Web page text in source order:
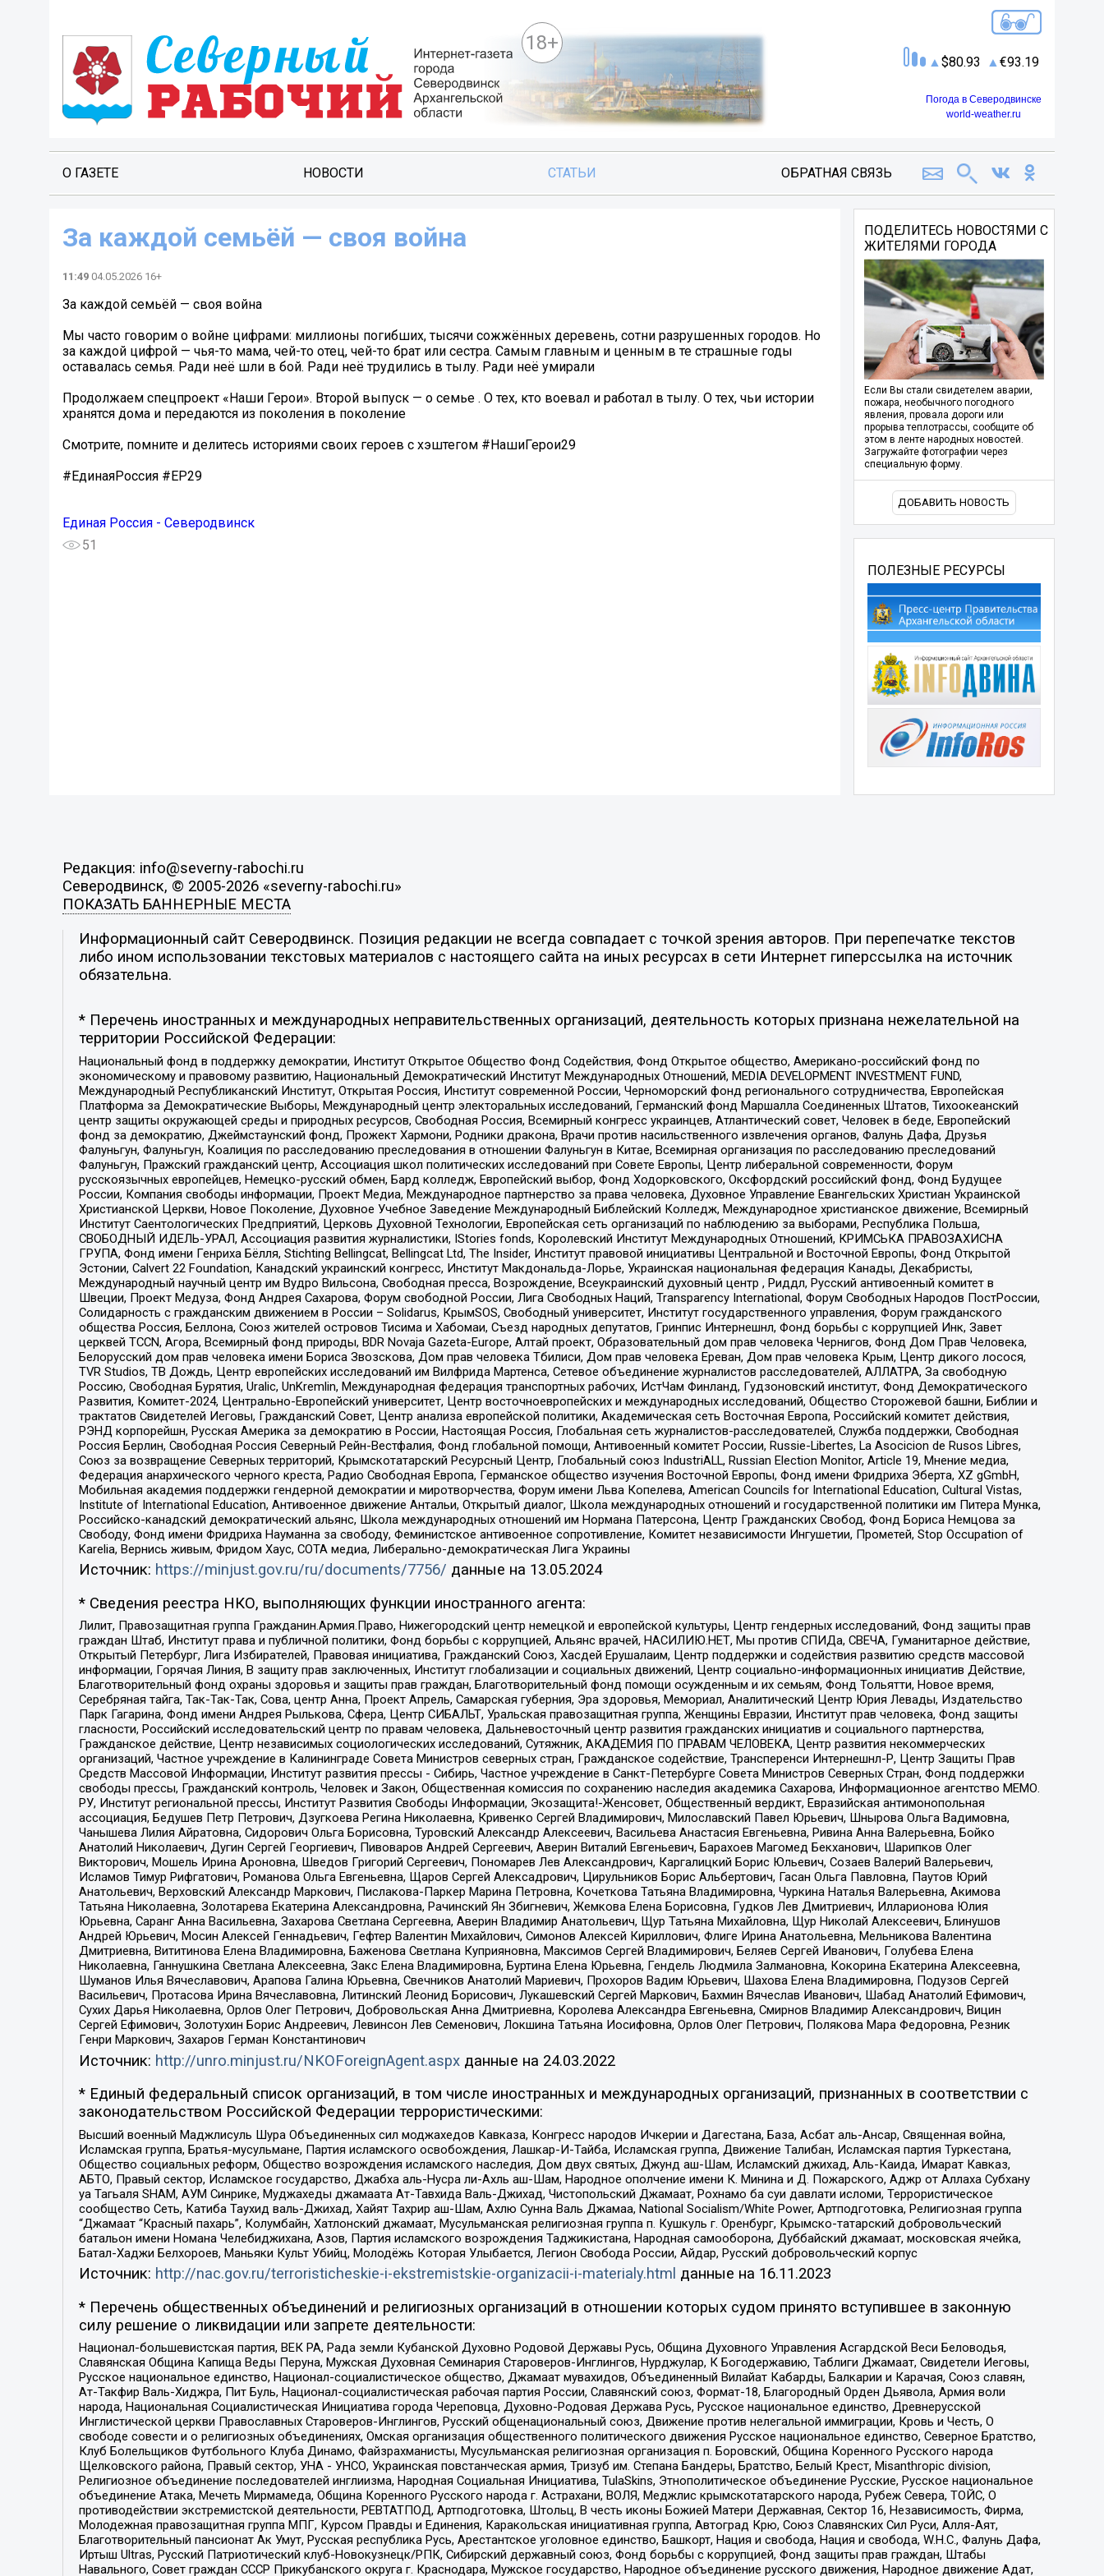
18+
80.93 93.19
Погода в Северодвинске
world-weather.ru
О ГАЗЕТЕ НОВОСТИ СТАТЬИ ОБРАТНАЯ СВЯЗЬ
За каждой семьёй — своя война
11:49 04.05.2026 16+
За каждой семьёй — своя война
Мы часто говорим о войне цифрами: миллионы погибших, тысячи сожжённых деревень, сотни разрушенных городов. Но
за каждой цифрой — чья-то мама, чей-то отец, чей-то брат или сестра. Самым главным и ценным в те страшные годы
оставалась семья. Ради неё шли в бой. Ради неё трудились в тылу. Ради неё умирали
Продолжаем спецпроект «Наши Герои». Второй выпуск — о семье . О тех, кто воевал и работал в тылу. О тех, чьи истории
хранятся дома и передаются из поколения в поколение
Смотрите, помните и делитесь историями своих героев с хэштегом #НашиГерои29
#ЕдинаяРоссия #ЕР29
Единая Россия - Северодвинск
51
ПОДЕЛИТЕСЬ НОВОСТЯМИ С
ЖИТЕЛЯМИ ГОРОДА
Если Вы стали свидетелем аварии,
пожара, необычного погодного
явления, провала дороги или
прорыва теплотрассы, сообщите об
этом в ленте народных новостей.
Загружайте фотографии через
специальную форму.
ДОБАВИТЬ НОВОСТЬ
ПОЛЕЗНЫЕ РЕСУРСЫ
Редакция: info@severny-rabochi.ru
Северодвинск, © 2005-2026 «severny-rabochi.ru»
ПОКАЗАТЬ БАННЕРНЫЕ МЕСТА
Информационный сайт Северодвинск. Позиция редакции не всегда совпадает с точкой зрения авторов. При перепечатке текстов
либо ином использовании текстовых материалов с настоящего сайта на иных ресурсах в сети Интернет гиперссылка на источник
обязательна.
* Перечень иностранных и международных неправительственных организаций, деятельность которых признана нежелательной на
территории Российской Федерации:
Национальный фонд в поддержку демократии, Институт Открытое Общество Фонд Содействия, Фонд Открытое общество, Американо-российский фонд по
экономическому и правовому развитию, Национальный Демократический Институт Международных Отношений, MEDIA DEVELOPMENT INVESTMENT FUND,
Международный Республиканский Институт, Открытая Россия, Институт современной России, Черноморский фонд регионального сотрудничества, Европейская
Платформа за Демократические Выборы, Международный центр электоральных исследований, Германский фонд Маршалла Соединенных Штатов, Тихоокеанский
центр защиты окружающей среды и природных ресурсов, Свободная Россия, Всемирный конгресс украинцев, Атлантический совет, Человек в беде, Европейский
фонд за демократию, Джеймстаунский фонд, Прожект Хармони, Родники дракона, Врачи против насильственного извлечения органов, Фалунь Дафа, Друзья
Фалуньгун, Фалуньгун, Коалиция по расследованию преследования в отношении Фалуньгун в Китае, Всемирная организация по расследованию преследований
Фалуньгун, Пражский гражданский центр, Ассоциация школ политических исследований при Совете Европы, Центр либеральной современности, Форум
русскоязычных европейцев, Немецко-русский обмен, Бард колледж, Европейский выбор, Фонд Ходорковского, Оксфордский российский фонд, Фонд Будущее
России, Компания свободы информации, Проект Медиа, Международное партнерство за права человека, Духовное Управление Евангельских Христиан Украинской
Христианской Церкви, Новое Поколение, Духовное Учебное Заведение Международный Библейский Колледж, Международное христианское движение, Всемирный
Институт Саентологических Предприятий, Церковь Духовной Технологии, Европейская сеть организаций по наблюдению за выборами, Республика Польша,
СВОБОДНЫЙ ИДЕЛЬ-УРАЛ, Ассоциация развития журналистики, IStories fonds, Королевский Институт Международных Отношений, КРИМСЬКА ПРАВОЗАХИСНА
ГРУПА, Фонд имени Генриха Бёлля, Stichting Bellingcat, Bellingcat Ltd, The Insider, Институт правовой инициативы Центральной и Восточной Европы, Фонд Открытой
Эстонии, Calvert 22 Foundation, Канадский украинский конгресс, Институт Макдональда-Лорье, Украинская национальная федерация Канады, Декабристы,
Международный научный центр им Вудро Вильсона, Свободная пресса, Возрождение, Всеукраинский духовный центр , Риддл, Русский антивоенный комитет в
Швеции, Проект Медуза, Фонд Андрея Сахарова, Форум свободной России, Лига Свободных Наций, Transparеncy International, Форум Свободных Народов ПостРоссии,
Солидарность с гражданским движением в России – Solidarus, КрымSOS, Свободный университет, Институт государственного управления, Форум гражданского
общества Россия, Беллона, Союз жителей островов Тисима и Хабомаи, Съезд народных депутатов, Гринпис Интернешнл, Фонд борьбы с коррупцией Инк, Завет
церквей TCCN, Агора, Всемирный фонд природы, BDR Novaja Gazeta-Europe, Алтай проект, Образовательный дом прав человека Чернигов, Фонд Дом Прав Человека,
Белорусский дом прав человека имени Бориса Звозскова, Дом прав человека Тбилиси, Дом прав человека Ереван, Дом прав человека Крым, Центр дикого лосося,
TVR Studios, ТВ Дождь, Центр европейских исследований им Вилфрида Мартенса, Сетевое объединение журналистов расследователей, АЛЛАТРА, За свободную
Россию, Свободная Бурятия, Uralic, UnKremlin, Международная федерация транспортных рабочих, ИстЧам Финланд, Гудзоновский институт, Фонд Демократического
Развития, Комитет-2024, Центрально-Европейский университет, Центр восточноевропейских и международных исследований, Общество Сторожевой башни, Библии и
трактатов Свидетелей Иеговы, Гражданский Совет, Центр анализа европейской политики, Академическая сеть Восточная Европа, Российский комитет действия,
РЭНД корпорейшн, Русская Америка за демократию в России, Настоящая Россия, Глобальная сеть журналистов-расследователей, Служба поддержки, Свободная
Россия Берлин, Свободная Россия Северный Рейн-Вестфалия, Фонд глобальной помощи, Антивоенный комитет России, Russie-Libertes, La Asocicion de Rusos Libres,
Союз за возвращение Северных территорий, Крымскотатарский Ресурсный Центр, Глобальный союз IndustriALL, Russian Election Monitor, Article 19, Мнение медиа,
Федерация анархического черного креста, Радио Свободная Европа, Германское общество изучения Восточной Европы, Фонд имени Фридриха Эберта, XZ gGmbH,
Мобильная академия поддержки гендерной демократии и миротворчества, Форум имени Льва Копелева, American Councils for International Education, Cultural Vistas,
Institute of International Education, Антивоенное движение Антальи, Открытый диалог, Школа международных отношений и государственной политики им Питера Мунка,
Российско-канадский демократический альянс, Школа международных отношений им Нормана Патерсона, Центр Гражданских Свобод, Фонд Бориса Немцова за
Свободу, Фонд имени Фридриха Науманна за свободу, Феминистское антивоенное сопротивление, Комитет независимости Ингушетии, Прометей, Stop Occupation of
Karelia, Вернись живым, Фридом Хаус, СОТА медиа, Либерально-демократическая Лига Украины
Источник: https://minjust.gov.ru/ru/documents/7756/ данные на 13.05.2024
* Сведения реестра НКО, выполняющих функции иностранного агента:
Лилит, Правозащитная группа Гражданин.Армия.Право, Нижегородский центр немецкой и европейской культуры, Центр гендерных исследований, Фонд защиты прав
граждан Штаб, Институт права и публичной политики, Фонд борьбы с коррупцией, Альянс врачей, НАСИЛИЮ.НЕТ, Мы против СПИДа, СВЕЧА, Гуманитарное действие,
Открытый Петербург, Лига Избирателей, Правовая инициатива, Гражданский Союз, Хасдей Ерушалаим, Центр поддержки и содействия развитию средств массовой
информации, Горячая Линия, В защиту прав заключенных, Институт глобализации и социальных движений, Центр социально-информационных инициатив Действие,
Благотворительный фонд охраны здоровья и защиты прав граждан, Благотворительный фонд помощи осужденным и их семьям, Фонд Тольятти, Новое время,
Серебряная тайга, Так-Так-Так, Сова, центр Анна, Проект Апрель, Самарская губерния, Эра здоровья, Мемориал, Аналитический Центр Юрия Левады, Издательство
Парк Гагарина, Фонд имени Андрея Рылькова, Сфера, Центр СИБАЛЬТ, Уральская правозащитная группа, Женщины Евразии, Институт прав человека, Фонд защиты
гласности, Российский исследовательский центр по правам человека, Дальневосточный центр развития гражданских инициатив и социального партнерства,
Гражданское действие, Центр независимых социологических исследований, Сутяжник, АКАДЕМИЯ ПО ПРАВАМ ЧЕЛОВЕКА, Центр развития некоммерческих
организаций, Частное учреждение в Калининграде Совета Министров северных стран, Гражданское содействие, Трансперенси Интернешнл-Р, Центр Защиты Прав
Средств Массовой Информации, Институт развития прессы - Сибирь, Частное учреждение в Санкт-Петербурге Совета Министров Северных Стран, Фонд поддержки
свободы прессы, Гражданский контроль, Человек и Закон, Общественная комиссия по сохранению наследия академика Сахарова, Информационное агентство МЕМО.
РУ, Институт региональной прессы, Институт Развития Свободы Информации, Экозащита!-Женсовет, Общественный вердикт, Евразийская антимонопольная
ассоциация, Бедушев Петр Петрович, Дзугкоева Регина Николаевна, Кривенко Сергей Владимирович, Милославский Павел Юрьевич, Шнырова Ольга Вадимовна,
Чанышева Лилия Айратовна, Сидорович Ольга Борисовна, Туровский Александр Алексеевич, Васильева Анастасия Евгеньевна, Ривина Анна Валерьевна, Бойко
Анатолий Николаевич, Дугин Сергей Георгиевич, Пивоваров Андрей Сергеевич, Аверин Виталий Евгеньевич, Барахоев Магомед Бекханович, Шарипков Олег
Викторович, Мошель Ирина Ароновна, Шведов Григорий Сергеевич, Пономарев Лев Александрович, Каргалицкий Борис Юльевич, Созаев Валерий Валерьевич,
Исламов Тимур Рифгатович, Романова Ольга Евгеньевна, Щаров Сергей Алексадрович, Цирульников Борис Альбертович, Гасан Ольга Павловна, Паутов Юрий
Анатольевич, Верховский Александр Маркович, Пислакова-Паркер Марина Петровна, Кочеткова Татьяна Владимировна, Чуркина Наталья Валерьевна, Акимова
Татьяна Николаевна, Золотарева Екатерина Александровна, Рачинский Ян Збигневич, Жемкова Елена Борисовна, Гудков Лев Дмитриевич, Илларионова Юлия
Юрьевна, Саранг Анна Васильевна, Захарова Светлана Сергеевна, Аверин Владимир Анатольевич, Щур Татьяна Михайловна, Щур Николай Алексеевич, Блинушов
Андрей Юрьевич, Мосин Алексей Геннадьевич, Гефтер Валентин Михайлович, Симонов Алексей Кириллович, Флиге Ирина Анатольевна, Мельникова Валентина
Дмитриевна, Вититинова Елена Владимировна, Баженова Светлана Куприяновна, Максимов Сергей Владимирович, Беляев Сергей Иванович, Голубева Елена
Николаевна, Ганнушкина Светлана Алексеевна, Закс Елена Владимировна, Буртина Елена Юрьевна, Гендель Людмила Залмановна, Кокорина Екатерина Алексеевна,
Шуманов Илья Вячеславович, Арапова Галина Юрьевна, Свечников Анатолий Мариевич, Прохоров Вадим Юрьевич, Шахова Елена Владимировна, Подузов Сергей
Васильевич, Протасова Ирина Вячеславовна, Литинский Леонид Борисович, Лукашевский Сергей Маркович, Бахмин Вячеслав Иванович, Шабад Анатолий Ефимович,
Сухих Дарья Николаевна, Орлов Олег Петрович, Добровольская Анна Дмитриевна, Королева Александра Евгеньевна, Смирнов Владимир Александрович, Вицин
Сергей Ефимович, Золотухин Борис Андреевич, Левинсон Лев Семенович, Локшина Татьяна Иосифовна, Орлов Олег Петрович, Полякова Мара Федоровна, Резник
Генри Маркович, Захаров Герман Константинович
Источник: http://unro.minjust.ru/NKOForeignAgent.aspxданные на 24.03.2022
* Единый федеральный список организаций, в том числе иностранных и международных организаций, признанных в соответствии с
законодательством Российской Федерации террористическими:
Высший военный Маджлисуль Шура Объединенных сил моджахедов Кавказа, Конгресс народов Ичкерии и Дагестана, База, Асбат аль-Ансар, Священная война,
Исламская группа, Братья-мусульмане, Партия исламского освобождения, Лашкар-И-Тайба, Исламская группа, Движение Талибан, Исламская партия Туркестана,
Общество социальных реформ, Общество возрождения исламского наследия, Дом двух святых, Джунд аш-Шам, Исламский джихад, Аль-Каида, Имарат Кавказ,
АБТО, Правый сектор, Исламское государство, Джабха аль-Нусра ли-Ахль аш-Шам, Народное ополчение имени К. Минина и Д. Пожарского, Аджр от Аллаха Субхану
уа Тагьаля SHAM, АУМ Синрике, Муджахеды джамаата Ат-Тавхида Валь-Джихад, Чистопольский Джамаат, Рохнамо ба суи давлати исломи, Террористическое
сообщество Сеть, Катиба Таухид валь-Джихад, Хайят Тахрир аш-Шам, Ахлю Сунна Валь Джамаа, National Socialism/White Power, Артподготовка, Религиозная группа
“Джамаат “Красный пахарь”, Колумбайн, Хатлонский джамаат, Мусульманская религиозная группа п. Кушкуль г. Оренбург, Крымско-татарский добровольческий
батальон имени Номана Челебиджихана, Азов, Партия исламского возрождения Таджикистана, Народная самооборона, Дуббайский джамаат, московская ячейка,
Батал-Хаджи Белхороев, Маньяки Культ Убийц, Молодёжь Которая Улыбается, Легион Свобода России, Айдар, Русский добровольческий корпус
Источник: http://nac.gov.ru/terroristicheskie-i-ekstremistskie-organizacii-i-materialy.html данные на 16.11.2023
* Перечень общественных объединений и религиозных организаций в отношении которых судом принято вступившее в законную
силу решение о ликвидации или запрете деятельности:
Национал-большевистская партия, ВЕК РА, Рада земли Кубанской Духовно Родовой Державы Русь, Община Духовного Управления Асгардской Веси Беловодья,
Славянская Община Капища Веды Перуна, Мужская Духовная Семинария Староверов-Инглингов, Нурджулар, К Богодержавию, Таблиги Джамаат, Свидетели Иеговы,
Русское национальное единство, Национал-социалистическое общество, Джамаат мувахидов, Объединенный Вилайат Кабарды, Балкарии и Карачая, Союз славян,
Ат-Такфир Валь-Хиджра, Пит Буль, Национал-социалистическая рабочая партия России, Славянский союз, Формат-18, Благородный Орден Дьявола, Армия воли
народа, Национальная Социалистическая Инициатива города Череповца, Духовно-Родовая Держава Русь, Русское национальное единство, Древнерусской
Инглистической церкви Православных Староверов-Инглингов, Русский общенациональный союз, Движение против нелегальной иммиграции, Кровь и Честь, О
свободе совести и о религиозных объединениях, Омская организация общественного политического движения Русское национальное единство, Северное Братство,
Клуб Болельщиков Футбольного Клуба Динамо, Файзрахманисты, Мусульманская религиозная организация п. Боровский, Община Коренного Русского народа
Щелковского района, Правый сектор, УНА - УНСО, Украинская повстанческая армия, Тризуб им. Степана Бандеры, Братство, Белый Крест, Misanthropic division,
Религиозное объединение последователей инглиизма, Народная Социальная Инициатива, TulaSkins, Этнополитическое объединение Русские, Русское национальное
объединение Атака, Мечеть Мирмамеда, Община Коренного Русского народа г. Астрахани, ВОЛЯ, Меджлис крымскотатарского народа, Рубеж Севера, ТОЙС, О
противодействии экстремистской деятельности, РЕВТАТПОД, Артподготовка, Штольц, В честь иконы Божией Матери Державная, Сектор 16, Независимость, Фирма,
Молодежная правозащитная группа МПГ, Курсом Правды и Единения, Каракольская инициативная группа, Автоград Крю, Союз Славянских Сил Руси, Алля-Аят,
Благотворительный пансионат Ак Умут, Русская республика Русь, Арестантское уголовное единство, Башкорт, Нация и свобода, Нация и свобода, W.H.С., Фалунь Дафа,
Иртыш Ultras, Русский Патриотический клуб-Новокузнецк/РПК, Сибирский державный союз, Фонд борьбы с коррупцией, Фонд защиты прав граждан, Штабы
Навального, Совет граждан СССР Прикубанского округа г. Краснодара, Мужское государство, Народное объединение русского движения, Народное движение Адат,